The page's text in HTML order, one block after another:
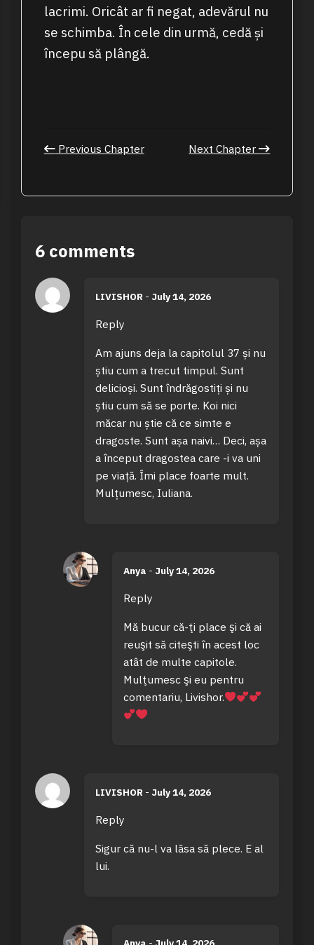
lacrimi. Oricât ar fi negat, adevărul nu
se schimba. În cele din urmă, cedă și
începu să plângă.
Previous Chapter Next Chapter
6 comments
LIVISHOR - July 14, 2026
Reply
Am ajuns deja la capitolul 37 și nu
știu cum a trecut timpul. Sunt
delicioși. Sunt îndrăgostiți și nu
știu cum să se porte. Koi nici
măcar nu știe că ce simte e
dragoste. Sunt așa naivi… Deci, așa
a început dragostea care -i va uni
pe viață. Îmi place foarte mult.
Mulțumesc, Iuliana.
Anya - July 14, 2026
Reply
Mă bucur că-ţi place şi că ai
reuşit să citeşti în acest loc
atât de multe capitole.
Mulţumesc şi eu pentru
comentariu, Livishor.
LIVISHOR - July 14, 2026
Reply
Sigur că nu-l va lăsa să plece. E al
lui.